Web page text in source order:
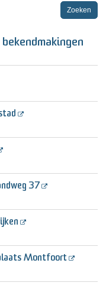
37
Montfoort